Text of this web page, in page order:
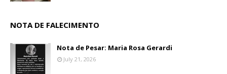
NOTA DE FALECIMENTO
Nota de Pesar: Maria Rosa Gerardi
July 21, 2026